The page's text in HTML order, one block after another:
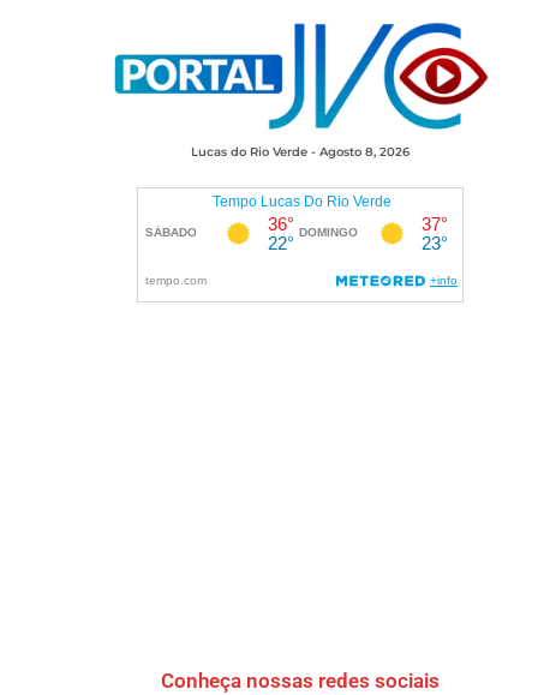
Lucas do Rio Verde - Agosto 8, 2026
Conheça nossas redes sociais